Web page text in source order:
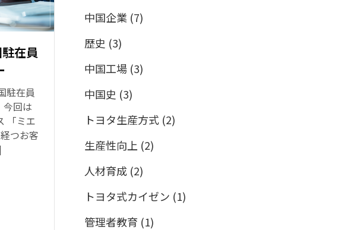
在員
駐在員
回は
「ミエ
つお客
中国企業 (7)
歴史 (3)
中国工場 (3)
中国史 (3)
トヨタ生産方式 (2)
生産性向上 (2)
人材育成 (2)
トヨタ式カイゼン (1)
管理者教育 (1)